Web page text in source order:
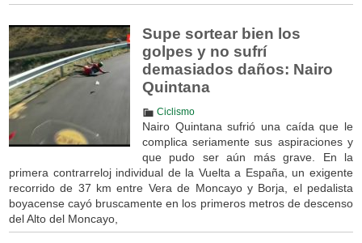
Supe sortear bien los
golpes y no sufrí
demasiados daños: Nairo
Quintana
Ciclismo
Nairo Quintana sufrió una caída que le
complica seriamente sus aspiraciones y
que pudo ser aún más grave. En la
primera contrarreloj individual de la Vuelta a España, un exigente
recorrido de 37 km entre Vera de Moncayo y Borja, el pedalista
boyacense cayó bruscamente en los primeros metros de descenso
del Alto del Moncayo,